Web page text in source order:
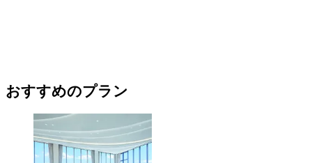
おすすめのプラン